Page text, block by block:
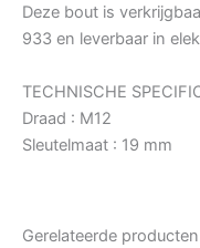
Deze bout is
933 en leverbaar in
TECHNISCHE
Draad : M12
Sleutelmaat : 19 mm
Gerelateerde producten